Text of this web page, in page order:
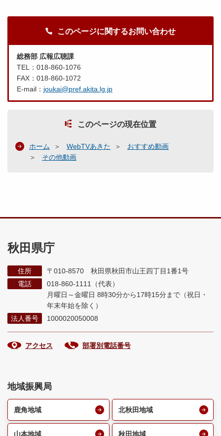
このページに関するお問い合わせ
総務部 広報広聴課
TEL：018-860-1076
FAX：018-860-1072
E-mail： joukai@pref.akita.lg.jp
このページの現在位置
ホーム WebTVあきた
おすすめ動画
その他動画
秋田県庁
住所
〒010-8570 秋田県秋田市山王四丁目1番1号
電話
018-860-1111（代表）
月曜日～金曜日 8時30分から17時15分まで （祝日・
年末年始を除く）
法人番号
1000020050008
アクセス 部署別電話番号
地域振興局
鹿角地域 北秋田地域
山本地域 秋田地域